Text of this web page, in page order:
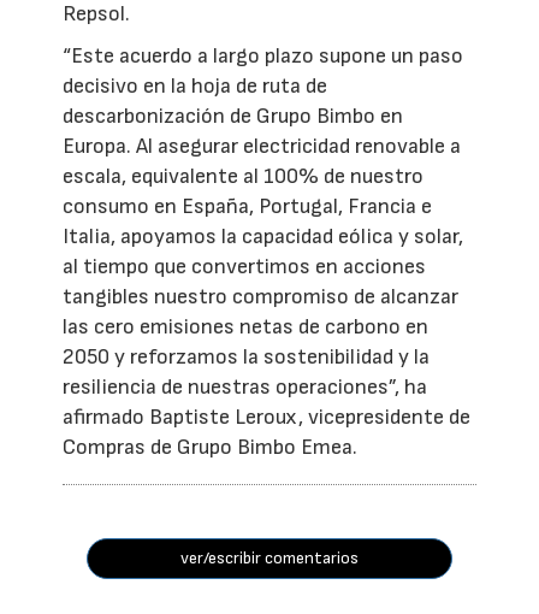
Repsol.
“Este acuerdo a largo plazo supone un paso
decisivo en la hoja de ruta de
descarbonización de Grupo Bimbo en
Europa. Al asegurar electricidad renovable a
escala, equivalente al 100% de nuestro
consumo en España, Portugal, Francia e
Italia, apoyamos la capacidad eólica y solar,
al tiempo que convertimos en acciones
tangibles nuestro compromiso de alcanzar
las cero emisiones netas de carbono en
2050 y reforzamos la sostenibilidad y la
resiliencia de nuestras operaciones”, ha
afirmado Baptiste Leroux, vicepresidente de
Compras de Grupo Bimbo Emea.
ver/escribir comentarios